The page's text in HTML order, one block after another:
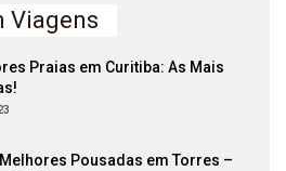
Viagens
Praias em Curitiba: As Mais
Melhores Pousadas em Torres –